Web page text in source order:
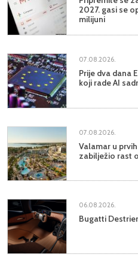
2027. gasi se
milijuni
07.08.2026.
Prije dva dana
koji rade AI
07.08.2026.
Valamar u
zabilježio rast
06.08.2026.
Bugatti